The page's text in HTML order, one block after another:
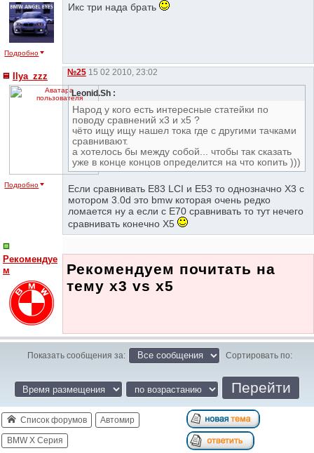
Подробно
Икс три нада брать
Ilya_zzz
Подробно
№25 15 02 2010, 23:02
Leonid.Sh :
Народ у кого есть интересные статейки по
поводу сравнений х3 и х5 ?
чёто ищу ищу нашел тока где с другими тачками
сравнивают.
а хотелось бы между собой... чтобы так сказать
уже в конце концов определится на что копить )))
Если сравнивать Е83 LCI и Е53 то однозначно Х3 с
мотором 3.0d это bmw которая очень редко
ломается ну а если с Е70 сравнивать то тут нечего
сравнивать конечно Х5
Рекомендуе
м
Рекомендуем почитать на
тему x3 vs x5
Показать сообщения за: Сортировать по:
Список форумов Автомир
BMW X Серия